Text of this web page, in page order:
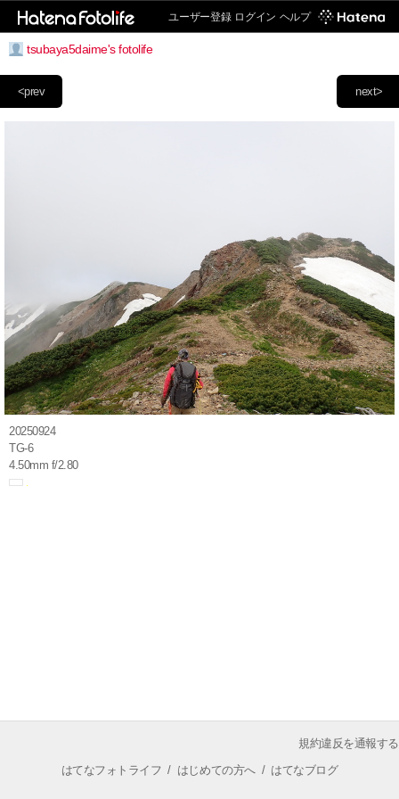
ユーザー登録 ログイン ヘルプ
tsubaya5daime's fotolife
next>
<prev
20250924
TG-6
4.50mm f/2.80
規約違反を通報する
はてなフォトライフ / はじめての方へ/ はてなブログ